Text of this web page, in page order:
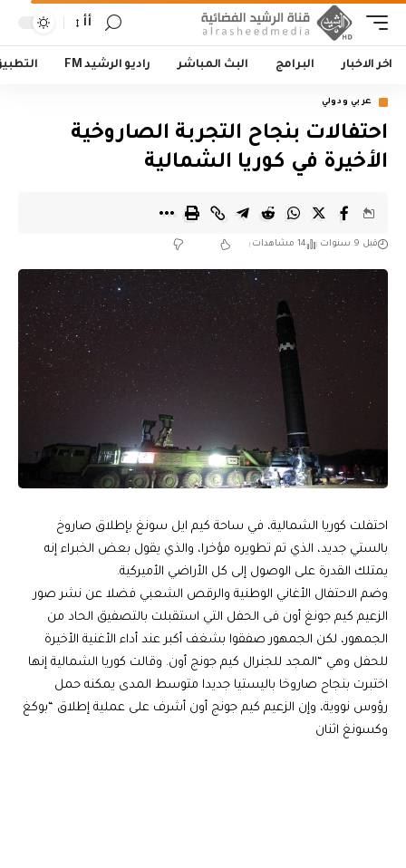
أأ
اخر الاخبار البرامج البث المباشر راديو الرشيد FM
عربي ودولي
احتفالات بنجاح التجربة الصاروخية
الأخيرة في كوريا الشمالية
قبل 9 سنوات 14 مشاهدات
احتفلت كوريا الشمالية، في ساحة كيم ايل سونغ بإطلاق صاروخ
بالستي جديد، الذي تم تطويره مؤخرا، والذي يقول بعض الخبراء إنه
يمتلك القدرة على الوصول إلى كل الأراضي الأميركية.
وضم الاحتفال الأغاني الوطنية والرقص الشعبي فضلا عن نشر صور
الزعيم كيم جونغ أون فى الحفل التي استقبلت بالتصفيق الحاد من
الجمهور، لكن الجمهور صفقوا بشغف أكبر عند أداء الأغنية الأخيرة
للحفل وهي “المجد للجنرال كيم جونج أون. وقالت كوريا الشمالية إنها
اختبرت بنجاح صاروخا باليستيا جديدا متوسط المدى يمكنه حمل
رؤوس نووية، وإن الزعيم كيم جونج أون أشرف على عملية إطلاق “بوكغ
وكسونغ اثنان